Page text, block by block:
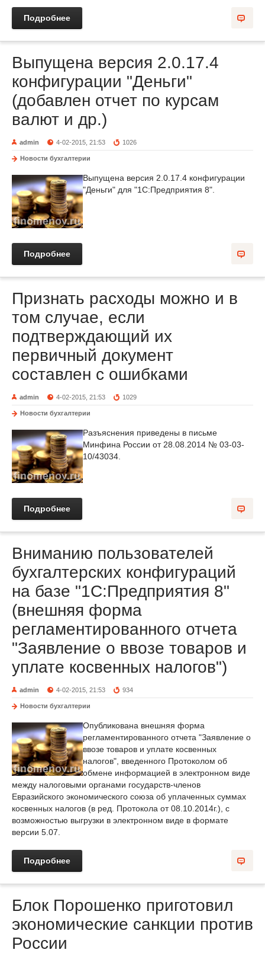
Подробнее
Выпущена версия 2.0.17.4
конфигурации "Деньги"
(добавлен отчет по курсам
валют и др.)
admin 4-02-2015, 21:53 1026
Новости бухгалтерии
Выпущена версия 2.0.17.4 конфигурации
"Деньги" для "1С:Предприятия 8".
Подробнее
Признать расходы можно и в
том случае, если
подтверждающий их
первичный документ
составлен с ошибками
admin 4-02-2015, 21:53 1029
Новости бухгалтерии
Разъяснения приведены в письме
Минфина России от 28.08.2014 № 03-03-
10/43034.
Подробнее
Вниманию пользователей
бухгалтерских конфигураций
на базе "1С:Предприятия 8"
(внешняя форма
регламентированного отчета
"Заявление о ввозе товаров и
уплате косвенных налогов")
admin 4-02-2015, 21:53 934
Новости бухгалтерии
Опубликована внешняя форма
регламентированного отчета "Заявление о
ввозе товаров и уплате косвенных
налогов", введенного Протоколом об
обмене информацией в электронном виде
между налоговыми органами государств-членов
Евразийского экономического союза об уплаченных суммах
косвенных налогов (в ред. Протокола от 08.10.2014г.), с
возможностью выгрузки в электронном виде в формате
версии 5.07.
Подробнее
Блок Порошенко приготовил
экономические санкции против
России